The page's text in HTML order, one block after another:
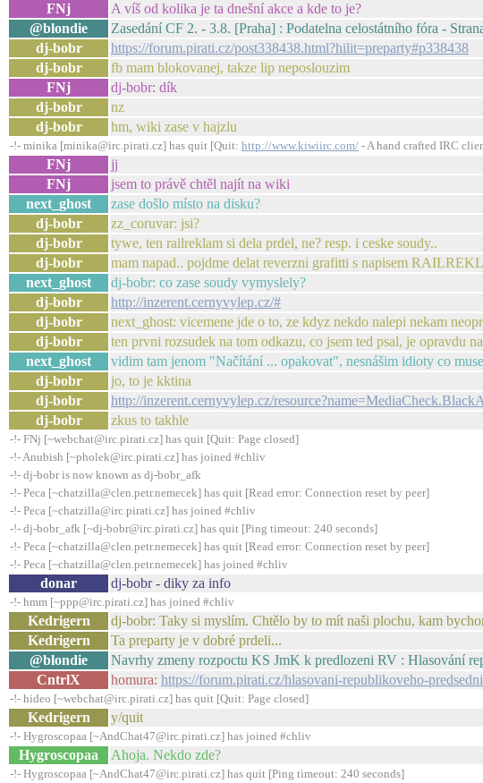
FNj
A víš od kolika je ta dnešní akce a kde to je?
@blondie
Zasedání CF 2. - 3.8. [Praha] : Podatelna celostátního fóra -
dj-bobr
https://forum.pirati.cz/post338438.html?hilit=preparty#p338438
dj-bobr
fb mam blokovanej, takze lip neposlouzim
FNj
dj-bobr: dík
dj-bobr
nz
dj-bobr
hm, wiki zase v hajzlu
-!- minika [minika@irc.pirati.cz] has quit [Quit: http://www.kiwiirc.com/ - A hand crafted IRC
FNj jj
FNj
jsem to právě chtěl najít na wiki
next_ghost
zase došlo místo na disku?
dj-bobr
zz_coruvar: jsi?
dj-bobr
tywe, ten railreklam si dela prdel, ne? resp. i ceske soudy..
dj-bobr
mam napad.. pojdme delat reverzni grafitti s napisem
next_ghost
dj-bobr: co zase soudy vymyslely?
dj-bobr
http://inzerent.cernyvylep.cz/#
dj-bobr
next_ghost: vicemene jde o to, ze kdyz nekdo nalepi nekam
dj-bobr
ten prvni rozsudek na tom odkazu, co jsem ted psal, je opravdu
next_ghost
vidim tam jenom "Načítání ... opakovat", nesnášim idioty co
dj-bobr
jo, to je kktina
dj-bobr
http://inzerent.cernyvylep.cz/
dj-bobr
zkus to takhle
-!- FNj [~webchat@irc.pirati.cz] has quit [Quit: Page closed]
-!- Anubish [~pholek@irc.pirati.cz] has joined #chliv
-!- dj-bobr is now known as dj-bobr_afk
-!- Peca [~chatzilla@clen.petr.nemecek] has quit [Read error: Connection reset by peer]
-!- Peca [~chatzilla@irc.pirati.cz] has joined #chliv
-!- dj-bobr_afk [~dj-bobr@irc.pirati.cz] has quit [Ping timeout: 240 seconds]
-!- Peca [~chatzilla@clen.petr.nemecek] has quit [Read error: Connection reset by peer]
-!- Peca [~chatzilla@clen.petr.nemecek] has joined #chliv
donar dj-bobr - diky za info
-!- hmm [~ppp@irc.pirati.cz] has joined #chliv
Kedrigern dj-bobr: Taky si myslím. Chtělo by to mít naši plochu, kam
Kedrigern
Ta preparty je v dobré prdeli...
@blondie
Navrhy zmeny rozpoctu KS JmK k predlozeni RV : Hlasování
CntrlX
homura: https://forum.pirati.cz/hlasovani-republikoveho-
-!- hideo [~webchat@irc.pirati.cz] has quit [Quit: Page closed]
Kedrigern y/quit
-!- Hygroscopaa [~AndChat47@irc.pirati.cz] has joined #chliv
Hygroscopaa Ahoja. Nekdo zde?
-!- Hygroscopaa [~AndChat47@irc.pirati.cz] has quit [Ping timeout: 240 seconds]